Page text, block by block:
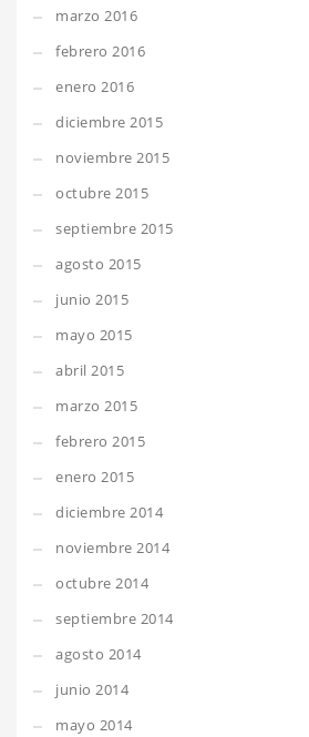
marzo 2016
febrero 2016
enero 2016
diciembre 2015
noviembre 2015
octubre 2015
septiembre 2015
agosto 2015
junio 2015
mayo 2015
abril 2015
marzo 2015
febrero 2015
enero 2015
diciembre 2014
noviembre 2014
octubre 2014
septiembre 2014
agosto 2014
junio 2014
mayo 2014